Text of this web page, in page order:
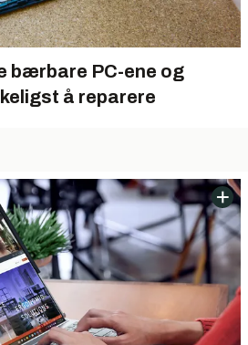
bærbare PC-ene og
å reparere